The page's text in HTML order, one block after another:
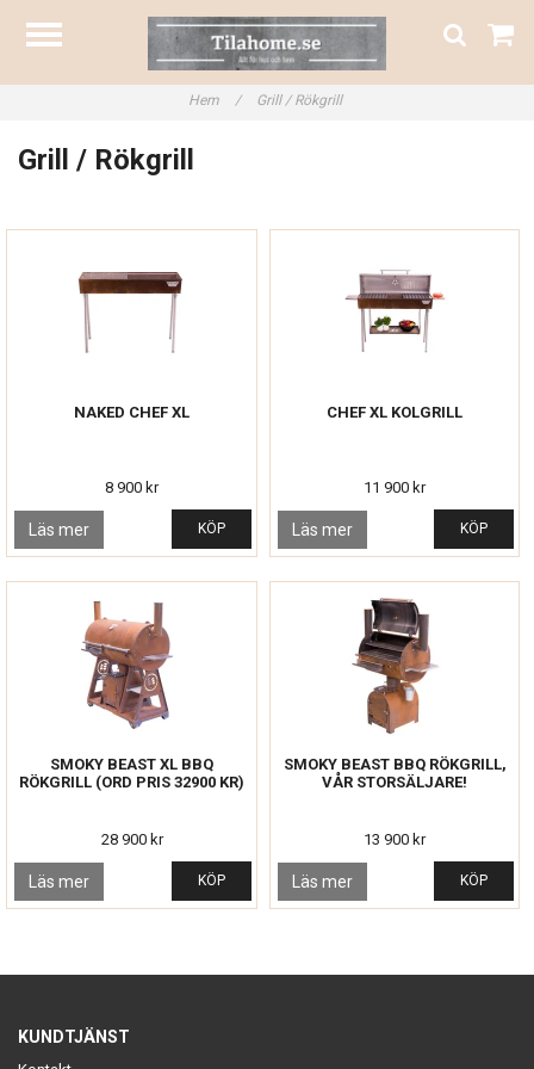
Hem / Grill / Rökgrill
Grill / Rökgrill
NAKED CHEF XL
8 900 kr
Läs mer KÖP
CHEF XL KOLGRILL
11 900 kr
Läs mer KÖP
SMOKY BEAST XL BBQ
RÖKGRILL (ORD PRIS 32900 KR)
28 900 kr
Läs mer KÖP
SMOKY BEAST BBQ RÖKGRILL,
VÅR STORSÄLJARE!
13 900 kr
Läs mer KÖP
KUNDTJÄNST